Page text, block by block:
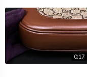
0:17